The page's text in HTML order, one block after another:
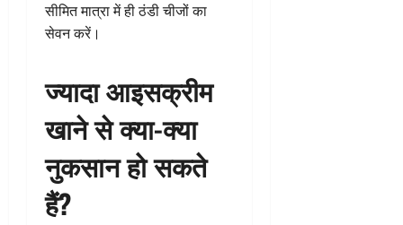
सीमित मात्रा में ही ठंडी चीजों का
सेवन करें।
ज्यादा आइसक्रीम
खाने से क्या-क्या
नुकसान हो सकते
हैं?